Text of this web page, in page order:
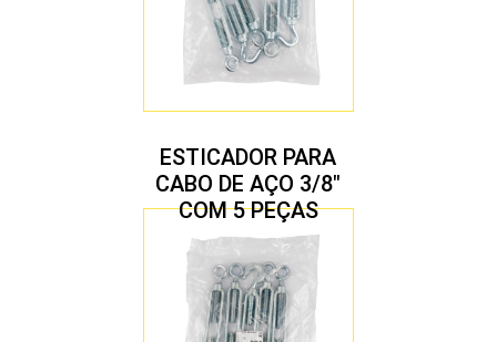
ESTICADOR PARA
CABO DE AÇO 3/8″
COM 5 PEÇAS